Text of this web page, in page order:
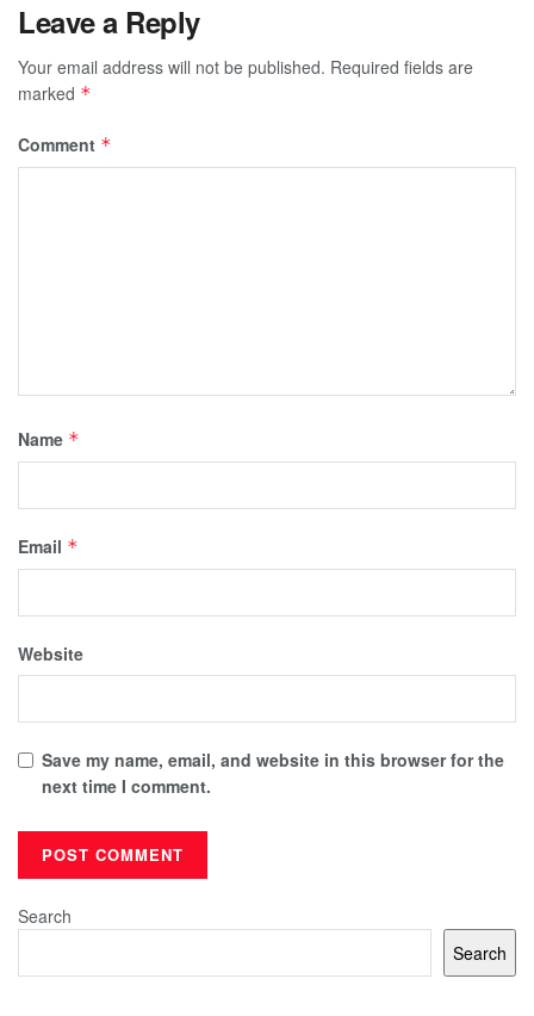
Leave a Reply
Your email address will not be published. Required fields are
marked *
Comment *
Name *
Email *
Website
Save my name, email, and website in this browser for the
next time I comment.
Search
Search